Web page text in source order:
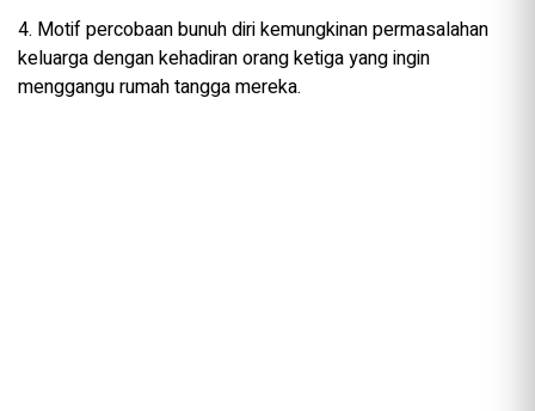
4. Motif percobaan bunuh diri kemungkinan permasalahan
keluarga dengan kehadiran orang ketiga yang ingin
menggangu rumah tangga mereka.